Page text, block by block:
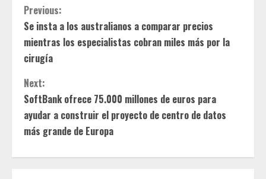
C
o
n
t
i
n
u
Previous:
Se insta a los australianos a comparar precios
mientras los especialistas cobran miles más por la
cirugía
Next:
SoftBank ofrece 75.000 millones de euros para
ayudar a construir el proyecto de centro de datos
más grande de Europa